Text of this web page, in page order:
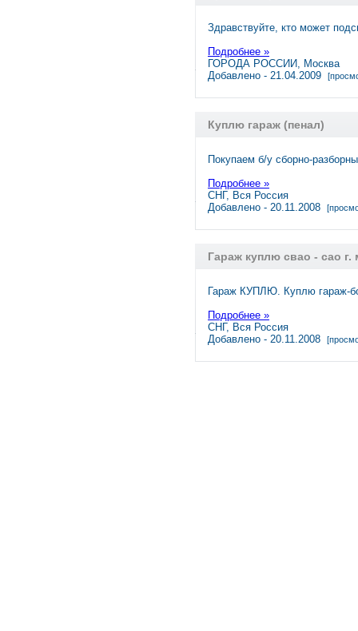
Здравствуйте, кто может
Подробнее »
ГОРОДА РОССИИ, Москва
Добавлено - 21.04.2009
Куплю гараж (пенал)
Покупаем б/у сборно-
Подробнее »
СНГ, Вся Россия
Добавлено - 20.11.2008
Гараж куплю свао - сао г.
Гараж КУПЛЮ. Куплю гараж-
Подробнее »
СНГ, Вся Россия
Добавлено - 20.11.2008